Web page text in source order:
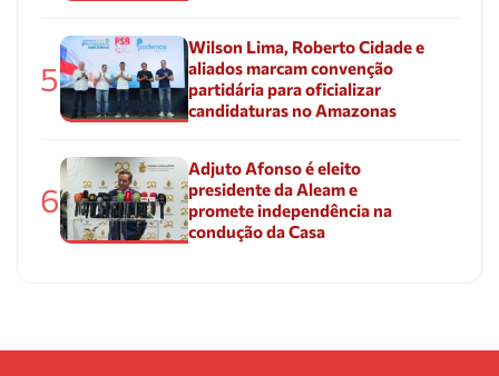
5
Wilson Lima, Roberto Cidade e
aliados marcam convenção
partidária para oficializar
candidaturas no Amazonas
6
Adjuto Afonso é eleito
presidente da Aleam e
promete independência na
condução da Casa